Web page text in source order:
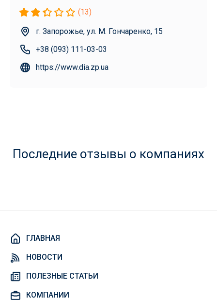
(13)
г. Запорожье, ул. М. Гончаренко, 15
+38 (093) 111-03-03
https://www.dia.zp.ua
Последние отзывы о компаниях
ГЛАВНАЯ
НОВОСТИ
ПОЛЕЗНЫЕ СТАТЬИ
КОМПАНИИ